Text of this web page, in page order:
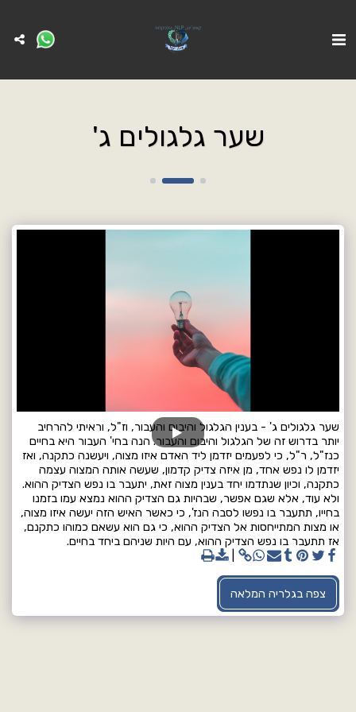
שער גלגולים ג'
שער גלגולים ג' - בענין הגלגול והיבום והעבור, וז"ל, וראיתי להרחיב
יותר בדרוש זה של הגלגול והיבום והעבור. הנה בחי' העבור היא בחיים
כנז"ל, ר"ל, כי לפעמים יזדמן ליד האדם איזו מצוה, ויעשנה כתקנה, ואז
יזדמן לו נפש אחד, מן איזה צדיק קדמון, שעשה אותה המצוה עצמה
כתקנה, וכיון שנתדמו יחד בענין מצוה זאת, יתעבר בו נפש הצדיק ההוא.
ולא עוד, אלא שגם אפשר, שבהיות גם הצדיק ההוא נמצא עמו בזמנו
בחייו, תתעבר בו נפשו לסבה הנז', כי כאשר האיש הזה יעשה איזו מצוה,
או מצות המתייחסות אל הצדיק ההוא, כי גם הוא עשאם כמוהו כתקנם,
אז תתעבר בו נפש הצדיק ההוא, עם היות שניהם ביחד בחיים.
צפה בגלריה המלאה